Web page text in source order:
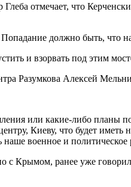
отмечает, что
должно быть, что
и взорвать под этим
Разумкова Алексей
или какие-либо планы
Киеву, что будет
военное и политическое
с Крымом, ранее уже